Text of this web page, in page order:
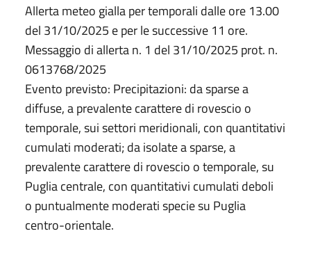
Allerta meteo gialla per temporali dalle ore 13.00
del 31/10/2025 e per le successive 11 ore.
Messaggio di allerta n. 1 del 31/10/2025 prot. n.
0613768/2025
Evento previsto: Precipitazioni: da sparse a
diffuse, a prevalente carattere di rovescio o
temporale, sui settori meridionali, con quantitativi
cumulati moderati; da isolate a sparse, a
prevalente carattere di rovescio o temporale, su
Puglia centrale, con quantitativi cumulati deboli
o puntualmente moderati specie su Puglia
centro-orientale.